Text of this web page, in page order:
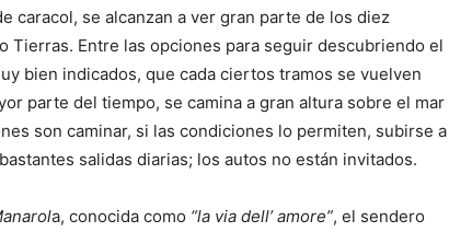
caracol, se alcanzan a ver gran parte de los diez
Tierras. Entre las opciones para seguir descubriendo el
bien indicados, que cada ciertos tramos se vuelven
parte del tiempo, se camina a gran altura sobre el mar
son caminar, si las condiciones lo permiten, subirse a
salidas diarias; los autos no están invitados.
a, conocida como “la via dell’ amore”, el sendero